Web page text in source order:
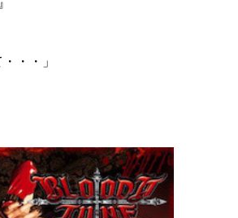
・・」